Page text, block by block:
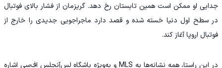
جدایی او ممکن است همین تابستان رخ دهد. گریزمان از فشار بالای فوتبال
در سطح اول دنیا خسته شده و قصد دارد ماجراجویی جدیدی را خارج از
فوتبال اروپا آغاز کند.
در این راستا، همه نشانه‌ها به MLS و به‌ویژه باشگاه لس‌آنجلس اف‌سی اشاره